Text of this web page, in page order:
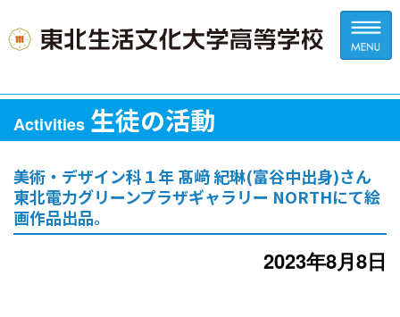
Activities 生徒の活動
美術・デザイン科１年 髙﨑 紀琳(富谷中出身)さん
東北電力グリーンプラザギャラリー NORTHにて絵
画作品出品。
2023年8月8日